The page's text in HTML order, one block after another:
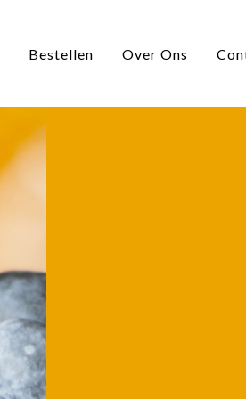
Bestellen Over Ons